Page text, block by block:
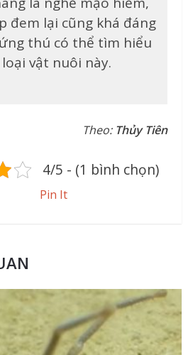
đem lại cũng khá đáng
thú có thể tìm hiểu
vật nuôi này.
Theo: Thủy Tiên
4/5 - (1 bình chọn)
Pin It